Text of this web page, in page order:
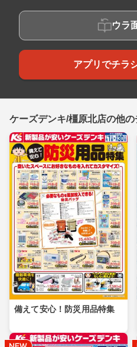
ウラ
アプリでチラ
ケーズデンキ/橿原北店の他の
備えて安心！防災用品特集